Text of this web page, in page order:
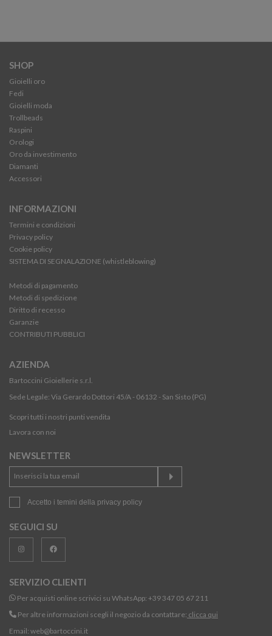
SHOP
Gioielli oro
Fedi
Gioielli moda
Trollbeads
Raspini
Orologi
Oro da investimento
Diamanti
Accessori
INFORMAZIONI
Termini e condizioni
Privacy policy
Cookie policy
SISTEMA DI SEGNALAZIONE (whistleblowing)
Metodi di pagamento
Metodi di spedizione
Diritto di recesso
Garanzie
CONTRIBUTI PUBBLICI
AZIENDA
Bartoccini Gioiellerie s.r.l.
Sede Legale: Via Gerardo Dottori 45/A - 06132 - San Sisto (PG)
Scopri tutti i nostri punti vendita
Lavora con noi
NEWSLETTER
Accetto i temini della privacy policy
SEGUICI SU
SERVIZIO CLIENTI
Per acquisti online scrivici su WhatsApp: +39 347 05 67 211
Per altre informazioni scegli il negozio da contattare: clicca qui
Email: web@bartoccini.it